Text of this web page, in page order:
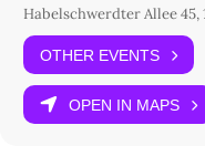
Habelschwerdter Allee 45,
OTHER EVENTS
OPEN IN MAPS